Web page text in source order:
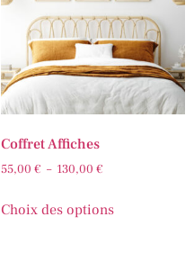
Coffret Affiches
55,00 € – 130,00 €
Choix des options